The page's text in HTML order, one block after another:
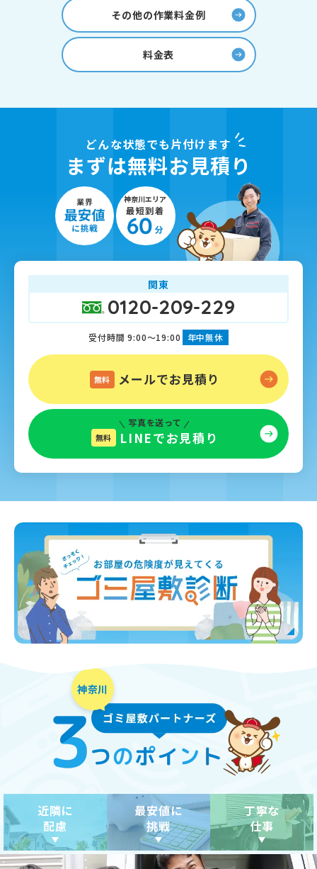
その他の作業料金例
料金表
どんな状態でも片付けます
まずは無料お見積り
関東
0120-209-229
受付時間 9:00～19:00 年中無休
無料 メールでお見積り
写真を送って
無料 LINEでお見積り
近隣に
配慮
最安値に
挑戦
丁寧な
仕事